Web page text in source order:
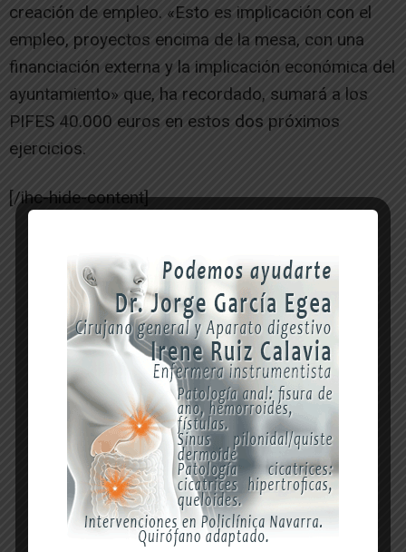
creación de empleo. «Esto es implicación con el
empleo, proyectos encima de la mesa, con una
financiación externa y la implicación económica del
ayuntamiento» que, ha recordado, sumará a los
PIFES 40.000 euros en estos dos próximos
ejercicios.
[/ihc-hide-content]
-- Publicidad --